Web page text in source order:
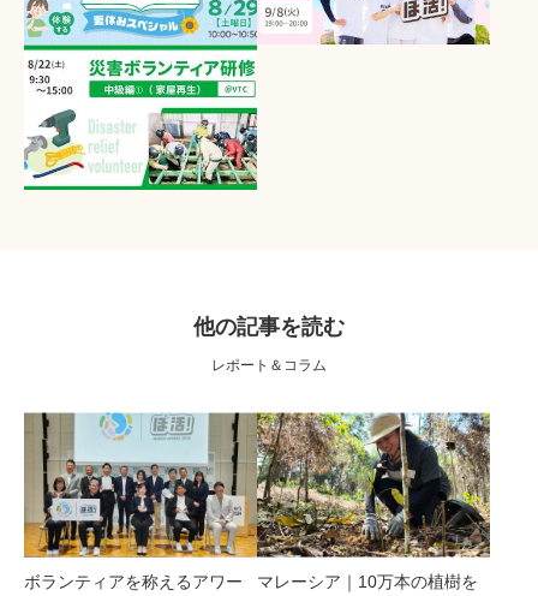
他の記事を読む
レポート＆コラム
ボランティアを称えるアワー
マレーシア｜10万本の植樹を